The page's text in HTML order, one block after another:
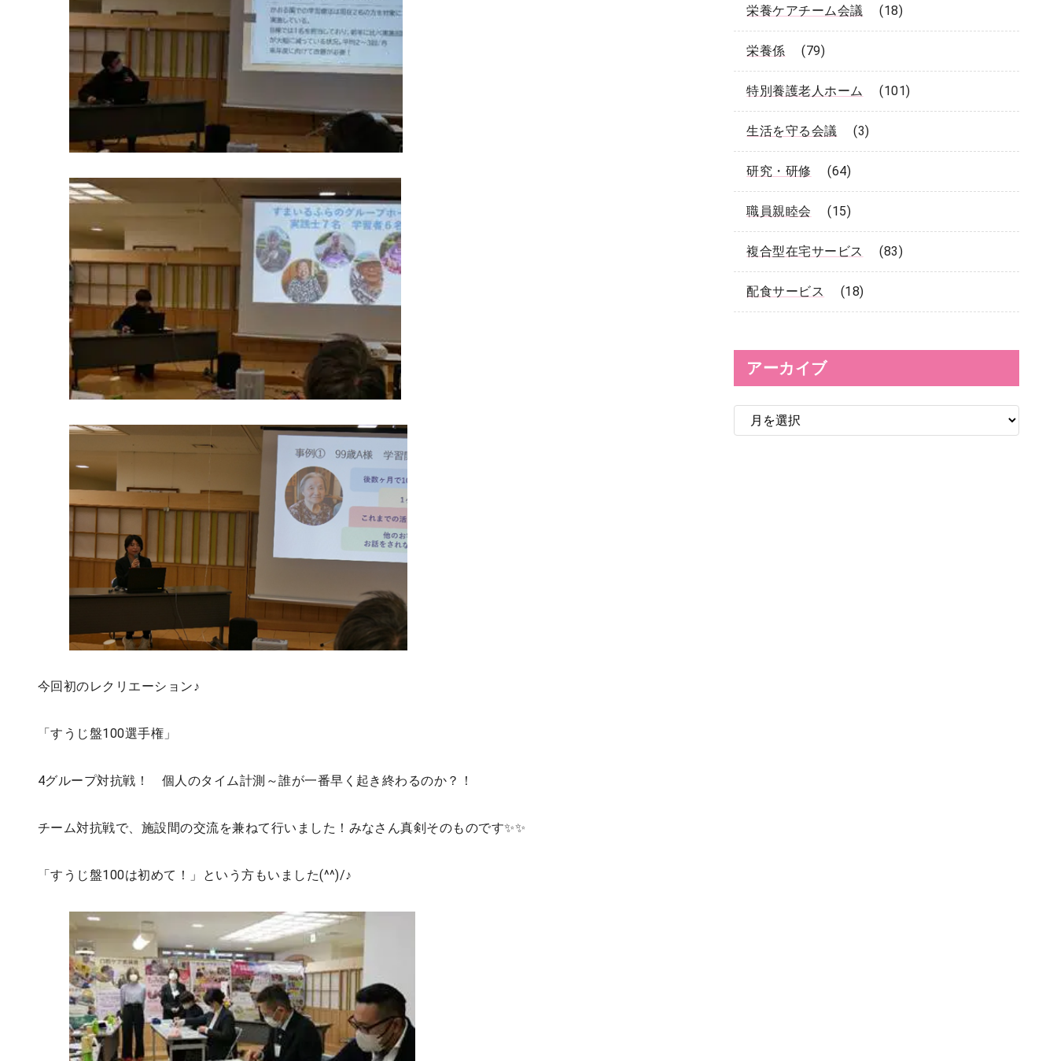
今回初のレクリエーション♪
「すうじ盤100選手権」
4グループ対抗戦！ 個人のタイム計測～誰が一番早く起き終わるのか？！
チーム対抗戦で、施設間の交流を兼ねて行いました！みなさん真剣そのものです✨✨
「すうじ盤100は初めて！」という方もいました(^^)/♪
栄養ケアチーム会議 (18)
栄養係 (79)
特別養護老人ホーム (101)
生活を守る会議 (3)
研究・研修 (64)
職員親睦会 (15)
複合型在宅サービス (83)
配食サービス (18)
アーカイブ
ア
カ